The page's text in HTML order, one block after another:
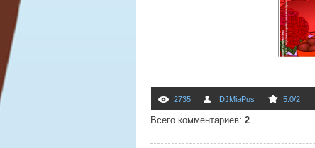
2735 DJMiaPus 5.0/2
Всего комментариев: 2